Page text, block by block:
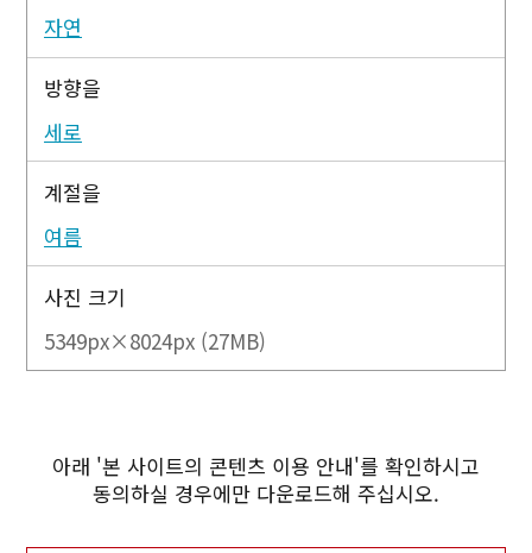
자연
방향을
세로
계절을
여름
사진 크기
5349px×8024px (27MB)
아래 '본 사이트의 콘텐츠 이용 안내'를 확인하시고
동의하실 경우에만 다운로드해 주십시오.